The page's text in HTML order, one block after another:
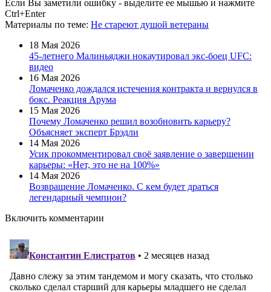
Если Вы заметили ошибку - выделите ее мышью и нажмите
Ctrl+Enter
Материалы по теме: Не стареют душой ветераны
18 Мая 2026
45-летнего Малиньяджи нокаутировал экс-боец UFC:
видео
16 Мая 2026
Ломаченко дождался истечения контракта и вернулся в
бокс. Реакция Арума
15 Мая 2026
Почему Ломаченко решил возобновить карьеру?
Объясняет эксперт Брэдли
14 Мая 2026
Усик прокомментировал своё заявление о завершении
карьеры: «Нет, это не на 100%»
14 Мая 2026
Возвращение Ломаченко. С кем будет драться
легендарный чемпион?
Включить комментарии